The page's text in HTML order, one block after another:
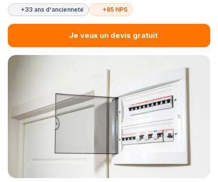
+33 ans d'ancienneté +85 NPS
Je veux un devis gratuit